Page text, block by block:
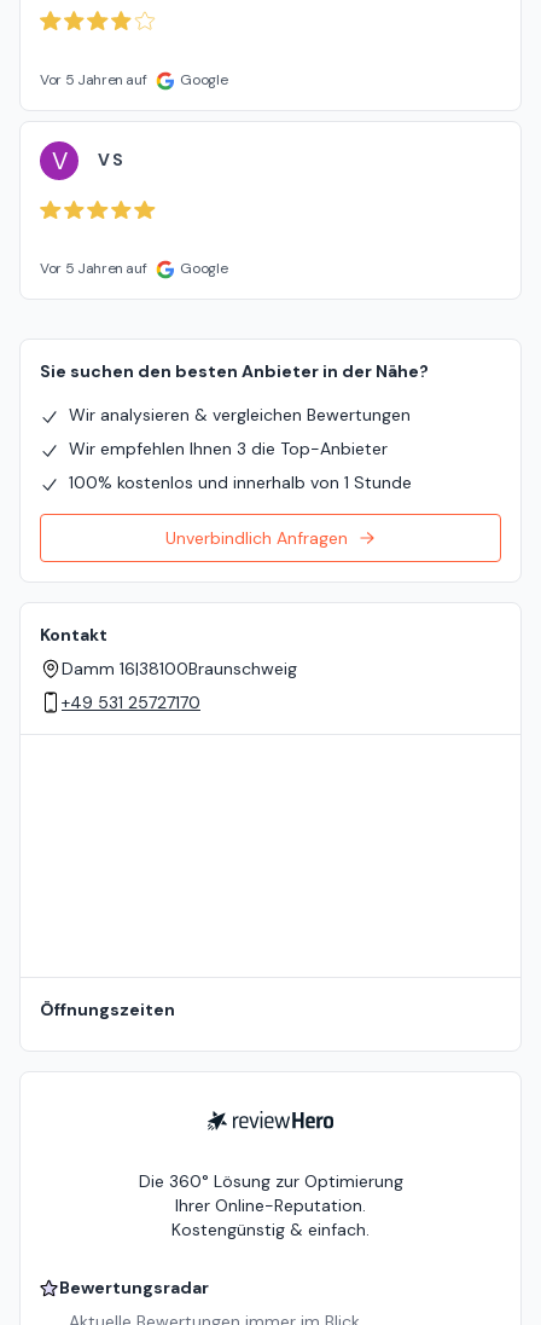
Vor 5 Jahren auf Google
V V S
Vor 5 Jahren auf Google
Sie suchen den besten Anbieter in der Nähe?
Wir analysieren & vergleichen Bewertungen
Wir empfehlen Ihnen 3 die Top-Anbieter
100% kostenlos und innerhalb von 1 Stunde
Unverbindlich Anfragen
Kontakt
Damm 16|38100Braunschweig
+49 531 25727170
Öffnungszeiten
ReviewHero
Die 360° Lösung zur Optimierung
Ihrer Online-Reputation.
Kostengünstig & einfach.
Bewertungsradar